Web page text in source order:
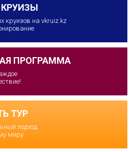
круизов на vkruiz.kz
ПРОГРАММА
ТУР
подход.
миру